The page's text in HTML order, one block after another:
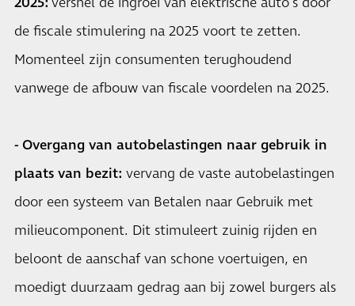
de fiscale stimulering na 2025 voort te zetten.
Momenteel zijn consumenten terughoudend
vanwege de afbouw van fiscale voordelen na 2025.
- Overgang van autobelastingen naar gebruik in
plaats van bezit: vervang de vaste autobelastingen
door een systeem van Betalen naar Gebruik met
milieucomponent. Dit stimuleert zuinig rijden en
beloont de aanschaf van schone voertuigen, en
moedigt duurzaam gedrag aan bij zowel burgers als